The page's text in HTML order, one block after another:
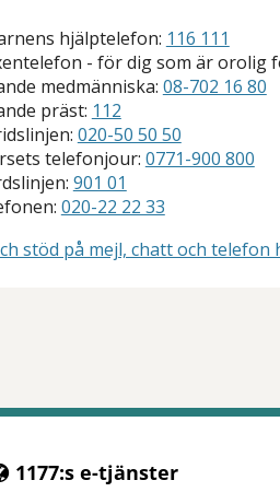
hjälptelefon: 116 111
- för dig som är orolig
medmänniska: 08-702 16 80
präst: 112
020-50 50 50
telefonjour: 0771-900 800
901 01
020-22 22 33
stöd på mejl, chatt och telefon
att öppna delningsalternativ.
1177:s e-tjänster